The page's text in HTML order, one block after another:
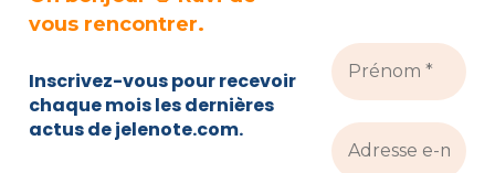
vous rencontrer.
Inscrivez-vous pour recevoir
chaque mois les dernières
actus de jelenote.com.